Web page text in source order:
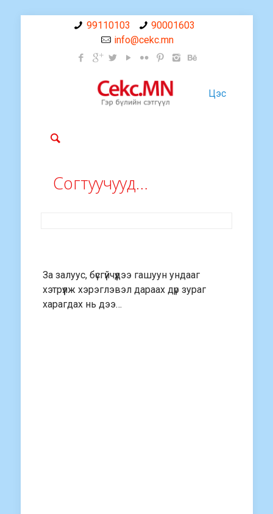
99110103
90001603
info@cekc.mn
Цэс
Согтуучууд…
За залуус, бүсгүйчүүдээ гашуун ундааг
хэтрүүлж хэрэглэвэл дараах дүр зураг
харагдах нь дээ…